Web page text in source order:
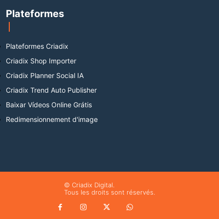
Plateformes
Plateformes Criadix
Criadix Shop Importer
Criadix Planner Social IA
Criadix Trend Auto Publisher
Baixar Vídeos Online Grátis
Redimensionnement d'image
© Criadix Digital.
Tous les droits sont réservés.